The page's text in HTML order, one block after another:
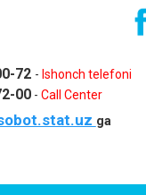
72 - Ishonch telefoni
00- Call Center
ga